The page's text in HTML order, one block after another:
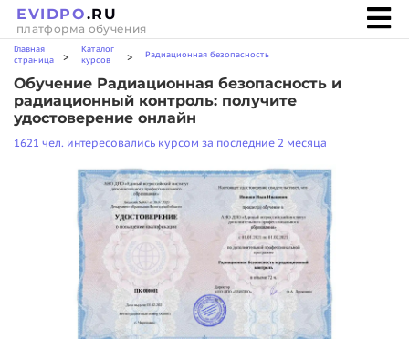
EVIDPO.RU
платформа обучения
Главная
страница
>
Каталог
курсов
> Радиационная безопасность
Обучение Радиационная безопасность и
радиационный контроль: получите
удостоверение онлайн
1621 чел. интересовались курсом за последние 2 месяца